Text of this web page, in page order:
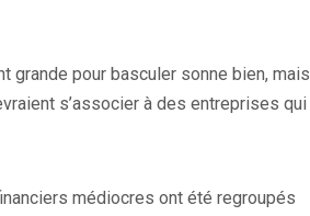
grande pour basculer sonne bien, mais
s’associer à des entreprises qui
médiocres ont été regroupés